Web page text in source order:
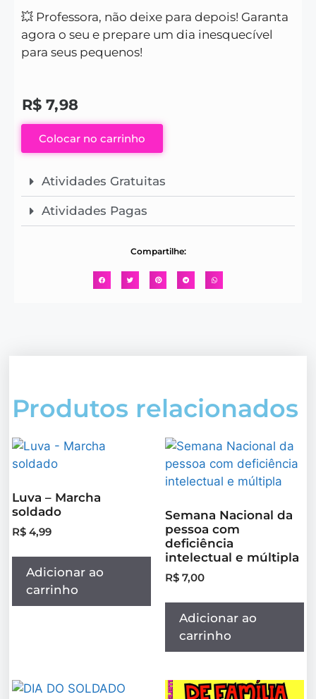
💥 Professora, não deixe para depois! Garanta
agora o seu e prepare um dia inesquecível
para seus pequenos!
R$ 7,98
Colocar no carrinho
Atividades Gratuitas
Atividades Pagas
Compartilhe:
Produtos relacionados
Luva – Marcha
soldado
R$ 4,99
Adicionar ao
carrinho
Semana Nacional da
pessoa com
deficiência
intelectual e múltipla
R$ 7,00
Adicionar ao
carrinho